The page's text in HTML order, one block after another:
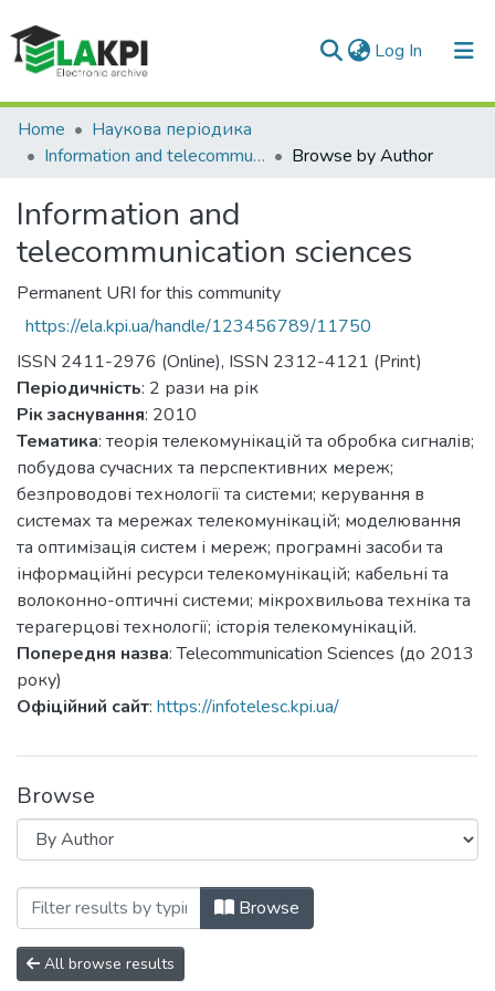
Log In (current)
Communities & Collections
All of DSpace
Home
Наукова періодика
Information and telecommunication sciences
Browse by Author
Information and
telecommunication sciences
Permanent URI for this community
https://ela.kpi.ua/handle/123456789/11750
ISSN 2411-2976 (Online), ISSN 2312-4121 (Print)
Періодичність: 2 рази на рік
Рік заснування: 2010
Тематика: теорія телекомунікацій та обробка сигналів;
побудова сучасних та перспективних мереж;
безпроводові технології та системи; керування в
системах та мережах телекомунікацій; моделювання
та оптимізація систем і мереж; програмні засоби та
інформаційні ресурси телекомунікацій; кабельні та
волоконно-оптичні системи; мікрохвильова техніка та
терагерцові технології; історія телекомунікацій.
Попередня назва: Telecommunication Sciences (до 2013
року)
Офіційний сайт: https://infotelesc.kpi.ua/
Browse
Browsing Information and
Browse
All browse results